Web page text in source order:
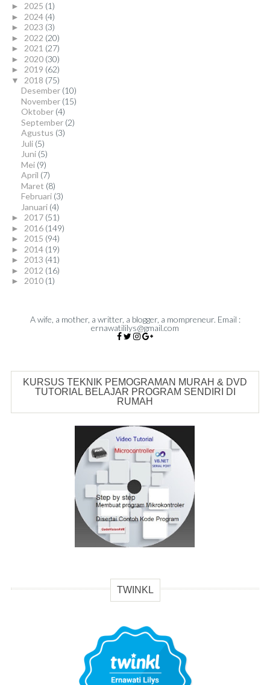
► 2025 (1)
► 2024 (4)
► 2023 (3)
► 2022 (20)
► 2021 (27)
► 2020 (30)
► 2019 (62)
▼ 2018 (75)
Desember (10)
November (15)
Oktober (4)
September (2)
Agustus (3)
Juli (5)
Juni (5)
Mei (9)
April (7)
Maret (8)
Februari (3)
Januari (4)
► 2017 (51)
► 2016 (149)
► 2015 (94)
► 2014 (19)
► 2013 (41)
► 2012 (16)
► 2010 (1)
A wife, a mother, a writter, a blogger, a mompreneur. Email :
ernawatililys@gmail.com
KURSUS TEKNIK PEMOGRAMAN MURAH & DVD
TUTORIAL BELAJAR PROGRAM SENDIRI DI
RUMAH
TWINKL